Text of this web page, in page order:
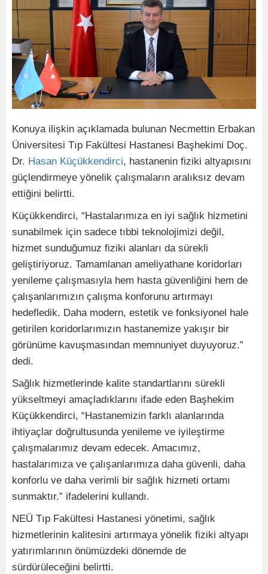
Konuya ilişkin açıklamada bulunan Necmettin Erbakan
Üniversitesi Tıp Fakültesi Hastanesi Başhekimi Doç.
Dr. Hasan Küçükkendirci, hastanenin fiziki altyapısını
güçlendirmeye yönelik çalışmaların aralıksız devam
ettiğini belirtti.
Küçükkendirci, “Hastalarımıza en iyi sağlık hizmetini
sunabilmek için sadece tıbbi teknolojimizi değil,
hizmet sunduğumuz fiziki alanları da sürekli
geliştiriyoruz. Tamamlanan ameliyathane koridorları
yenileme çalışmasıyla hem hasta güvenliğini hem de
çalışanlarımızın çalışma konforunu artırmayı
hedefledik. Daha modern, estetik ve fonksiyonel hale
getirilen koridorlarımızın hastanemize yakışır bir
görünüme kavuşmasından memnuniyet duyuyoruz.”
dedi.
Sağlık hizmetlerinde kalite standartlarını sürekli
yükseltmeyi amaçladıklarını ifade eden Başhekim
Küçükkendirci, “Hastanemizin farklı alanlarında
ihtiyaçlar doğrultusunda yenileme ve iyileştirme
çalışmalarımız devam edecek. Amacımız,
hastalarımıza ve çalışanlarımıza daha güvenli, daha
konforlu ve daha verimli bir sağlık hizmeti ortamı
sunmaktır.” ifadelerini kullandı.
NEÜ Tıp Fakültesi Hastanesi yönetimi, sağlık
hizmetlerinin kalitesini artırmaya yönelik fiziki altyapı
yatırımlarının önümüzdeki dönemde de
sürdürüleceğini belirtti.